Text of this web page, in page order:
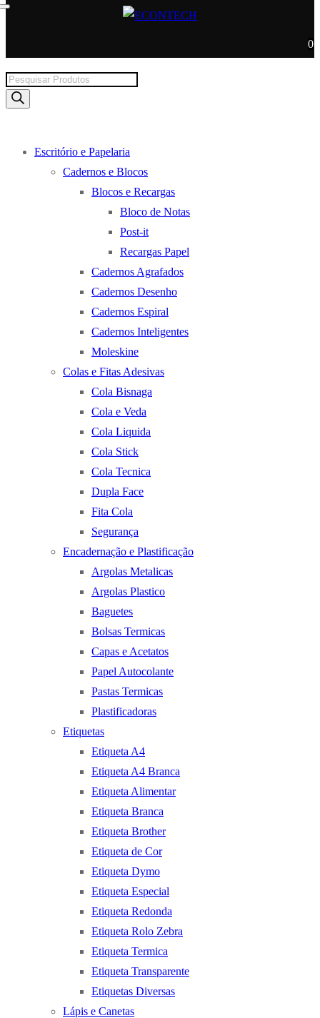
0
Products
search
Escritório e Papelaria
Cadernos e Blocos
Blocos e Recargas
Bloco de Notas
Post-it
Recargas Papel
Cadernos Agrafados
Cadernos Desenho
Cadernos Espiral
Cadernos Inteligentes
Moleskine
Colas e Fitas Adesivas
Cola Bisnaga
Cola e Veda
Cola Liquida
Cola Stick
Cola Tecnica
Dupla Face
Fita Cola
Segurança
Encadernação e Plastificação
Argolas Metalicas
Argolas Plastico
Baguetes
Bolsas Termicas
Capas e Acetatos
Papel Autocolante
Pastas Termicas
Plastificadoras
Etiquetas
Etiqueta A4
Etiqueta A4 Branca
Etiqueta Alimentar
Etiqueta Branca
Etiqueta Brother
Etiqueta de Cor
Etiqueta Dymo
Etiqueta Especial
Etiqueta Redonda
Etiqueta Rolo Zebra
Etiqueta Termica
Etiqueta Transparente
Etiquetas Diversas
Lápis e Canetas